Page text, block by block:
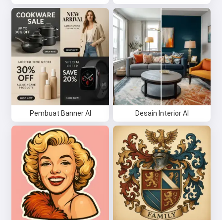
Pembuat Banner AI Desain Interior AI